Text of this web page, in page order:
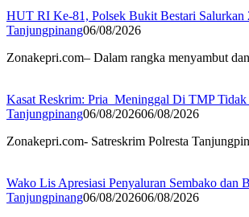
HUT RI Ke-81, Polsek Bukit Bestari Salurkan
Tanjungpinang06/08/2026
Zonakepri.com– Dalam rangka menyambut
Kasat Reskrim: Pria Meninggal Di TMP
Tanjungpinang06/08/202606/08/2026
Zonakepri.com- Satreskrim Polresta
Wako Lis Apresiasi Penyaluran Sembako
Tanjungpinang06/08/202606/08/2026